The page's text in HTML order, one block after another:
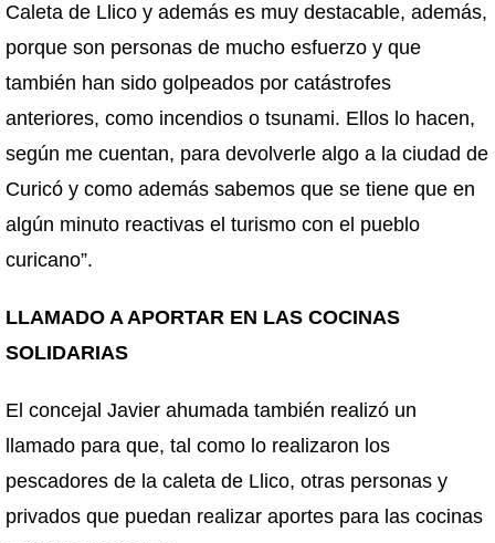
Caleta de Llico y además es muy destacable, además,
porque son personas de mucho esfuerzo y que
también han sido golpeados por catástrofes
anteriores, como incendios o tsunami. Ellos lo hacen,
según me cuentan, para devolverle algo a la ciudad de
Curicó y como además sabemos que se tiene que en
algún minuto reactivas el turismo con el pueblo
curicano”.
LLAMADO A APORTAR EN LAS COCINAS
SOLIDARIAS
El concejal Javier ahumada también realizó un
llamado para que, tal como lo realizaron los
pescadores de la caleta de Llico, otras personas y
privados que puedan realizar aportes para las cocinas